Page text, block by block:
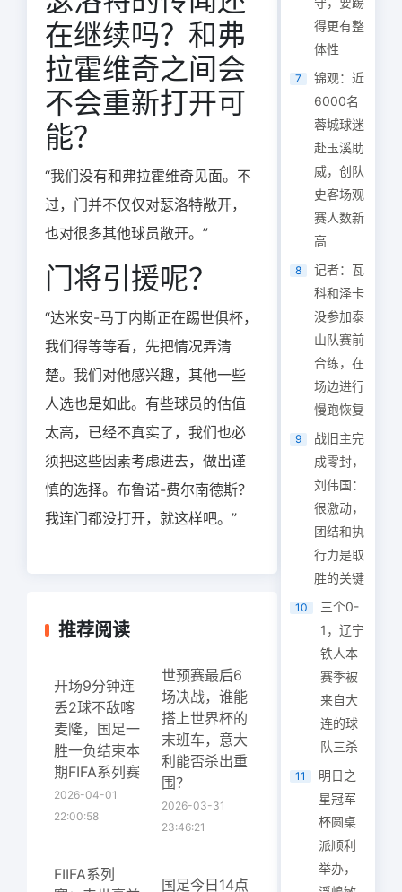
在继续吗？和弗
拉霍维奇之间会
不会重新打开可
能？
“我们没有和弗拉霍维奇见面。不
过，门并不仅仅对瑟洛特敞开，
也对很多其他球员敞开。”
门将引援呢？
“达米安-马丁内斯正在踢世俱杯，
我们得等等看，先把情况弄清
楚。我们对他感兴趣，其他一些
人选也是如此。有些球员的估值
太高，已经不真实了，我们也必
须把这些因素考虑进去，做出谨
慎的选择。布鲁诺-费尔南德斯？
我连门都没打开，就这样吧。”
推荐阅读
开场9分钟连
丢2球不敌喀
麦隆，国足一
胜一负结束本
期FIFA系列赛
2026-04-01
22:00:58
世预赛最后6
场决战，谁能
搭上世界杯的
末班车，意大
利能否杀出重
围？
2026-03-31
23:46:21
FIIFA系列
国足今日14点
得更有整
体性
7
锦观：近
6000名
蓉城球迷
赴玉溪助
威，创队
史客场观
赛人数新
高
8
记者：瓦
科和泽卡
没参加泰
山队赛前
合练，在
场边进行
慢跑恢复
9
战旧主完
成零封，
刘伟国：
很激动，
团结和执
行力是取
胜的关键
10
三个0-
1，辽宁
铁人本
赛季被
来自大
连的球
队三杀
11
明日之
星冠军
杯圆桌
派顺利
举办，